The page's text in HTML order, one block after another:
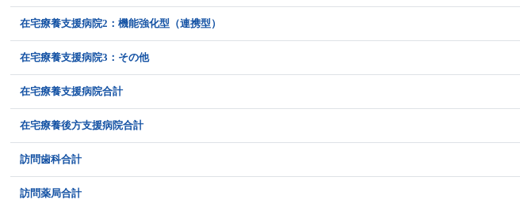
在宅療養支援病院2：機能強化型（連携型）
在宅療養支援病院3：その他
在宅療養支援病院合計
在宅療養後方支援病院合計
訪問歯科合計
訪問薬局合計